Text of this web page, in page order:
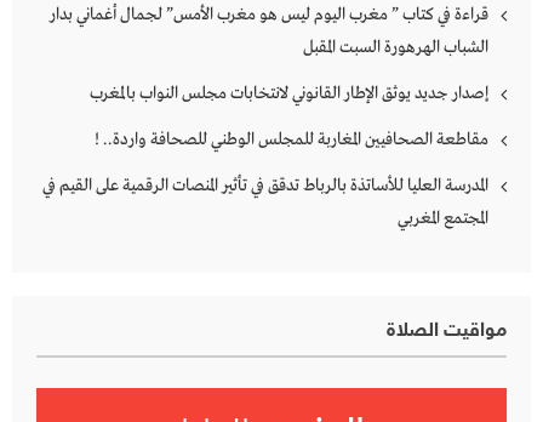
قراءة في كتاب ” مغرب اليوم ليس هو مغرب الأمس” لجمال أغماني بدار
الشباب الهرهورة السبت المقبل
إصدار جديد يوثق الإطار القانوني لانتخابات مجلس النواب بالمغرب
مقاطعة الصحافيين المغاربة للمجلس الوطني للصحافة واردة.. !
المدرسة العليا للأساتذة بالرباط تدقق في تأثير المنصات الرقمية على القيم في
المجتمع المغربي
مواقيت الصلاة